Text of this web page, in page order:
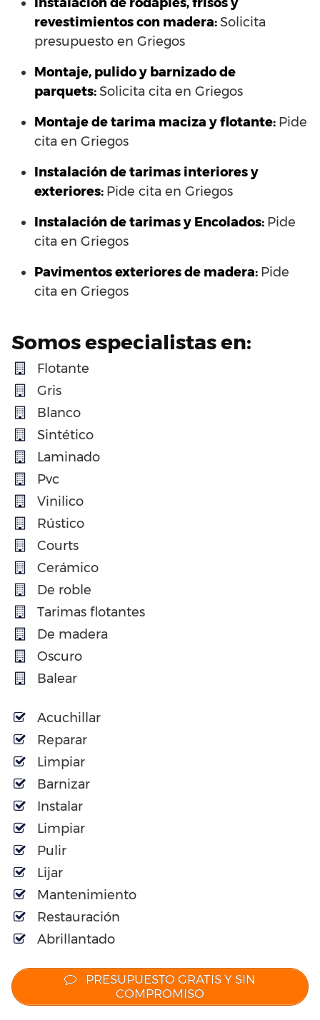
revestimientos con madera:Solicita
presupuesto en Griegos
Montaje, pulido y barnizado de
parquets:Solicita cita en Griegos
Montaje de tarima maciza y flotante: Pide
cita en Griegos
Instalación de tarimas interiores y
exteriores: Pide cita en Griegos
Instalación de tarimas y Encolados: Pide
cita en Griegos
Pavimentos exteriores de madera: Pide
cita en Griegos
Somos especialistas en:
Flotante
Gris
Blanco
Sintético
Laminado
Pvc
Vinilico
Rústico
Courts
Cerámico
De roble
Tarimas flotantes
De madera
Oscuro
Balear
Acuchillar
Reparar
Limpiar
Barnizar
Instalar
Limpiar
Pulir
Lijar
Mantenimiento
Restauración
Abrillantado
PRESUPUESTO GRATIS Y SIN
COMPROMISO